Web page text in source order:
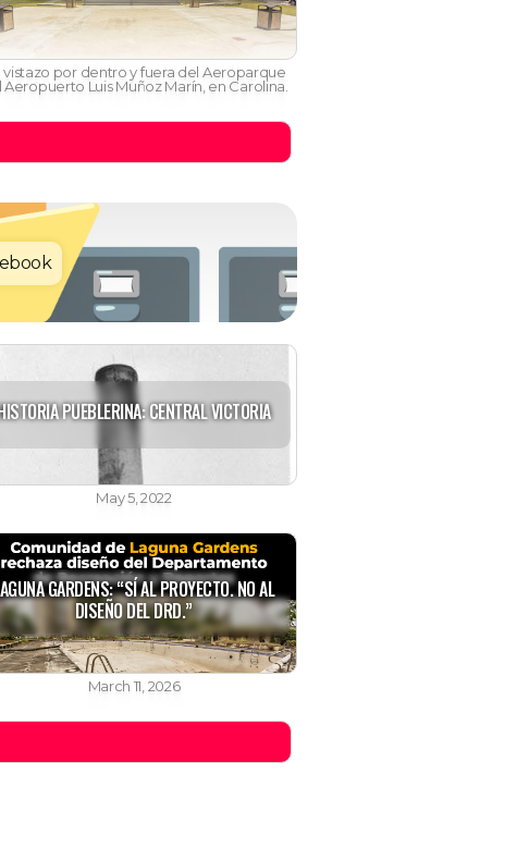
vistazo por dentro y fuera del Aeroparque
Aeropuerto Luis Muñoz Marín, en Carolina.
PUEBLERINA: CENTRAL VICTORIA
May 5, 2022
GARDENS: “SÍ AL PROYECTO. NO AL
DISEÑO DEL DRD.”
March 11, 2026